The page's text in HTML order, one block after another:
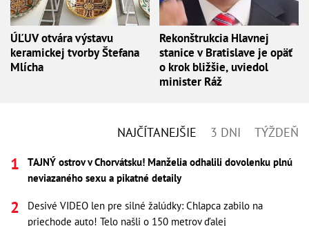
ÚĽUV otvára výstavu
keramickej tvorby Štefana
Mlícha
Rekonštrukcia Hlavnej
stanice v Bratislave je opäť
o krok bližšie, uviedol
minister Ráž
NAJČÍTANEJŠIE 3 DNI TÝŽDEŇ
TAJNÝ ostrov v Chorvátsku! Manželia odhalili dovolenku plnú
neviazaného sexu a pikatné detaily
Desivé VIDEO len pre silné žalúdky: Chlapca zabilo na
priechode auto! Telo našli o 150 metrov ďalej